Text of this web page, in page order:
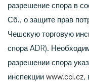
разрешение спора в
Сб., о защите прав
Чешскую торговую
спора ADR).
разрешении спора
инспекции www.coi.cz,